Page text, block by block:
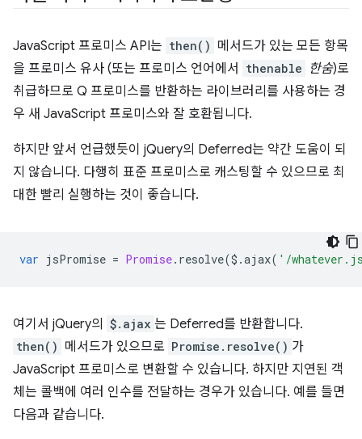
JavaScript 프로미스 API는 then() 메서드가 있는 모든 항목
을 프로미스 유사 (또는 프로미스 언어에서
thenable 한숨)로
취급하므로 Q 프로미스를 반환하는 라이브러리를 사용하는 경
우 새 JavaScript 프로미스와 잘 호환됩니다.
하지만 앞서 언급했듯이 jQuery의 Deferred는 약간 도움이 되
지 않습니다. 다행히 표준 프로미스로 캐스팅할 수 있으므로 최
대한 빨리 실행하는 것이 좋습니다.
var jsPromise = Promise. resolve($ .ajax( '/
여기서 jQuery의 $.ajax 는 Deferred를 반환합니다.
then() 메서드가 있으므로 Promise.resolve() 가
JavaScript 프로미스로 변환할 수 있습니다. 하지만 지연된 객
체는 콜백에 여러 인수를 전달하는 경우가 있습니다. 예를 들면
다음과 같습니다.